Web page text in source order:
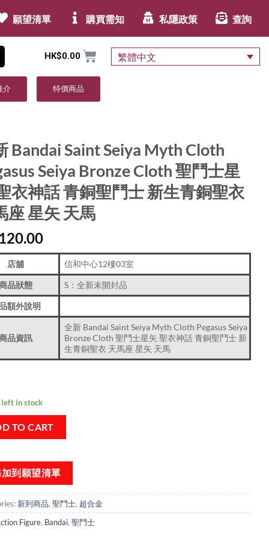
願望清單 購買需知 私隱政策 查詢
HK$0.00 繁體中文
介 特價商品
Bandai Saint Seiya Myth Cloth
Seiya Bronze Cloth 聖鬥士星
衣神話 青銅聖鬥士 新生青銅聖衣
座 星矢 天馬
店舖 信和中心12樓03室
品狀態 S：全新未開封品
額外說明
品資訊
全新 Bandai Saint Seiya Myth Cloth Pegasus Seiya
Bronze Cloth 聖鬥士星矢 聖衣神話 青銅聖鬥士 新
生青銅聖衣 天馬座 星矢 天馬
in stock
TO CART
到願望清單
新到商品​, 聖鬥士, 超合金
Figure, Bandai, 聖鬥士